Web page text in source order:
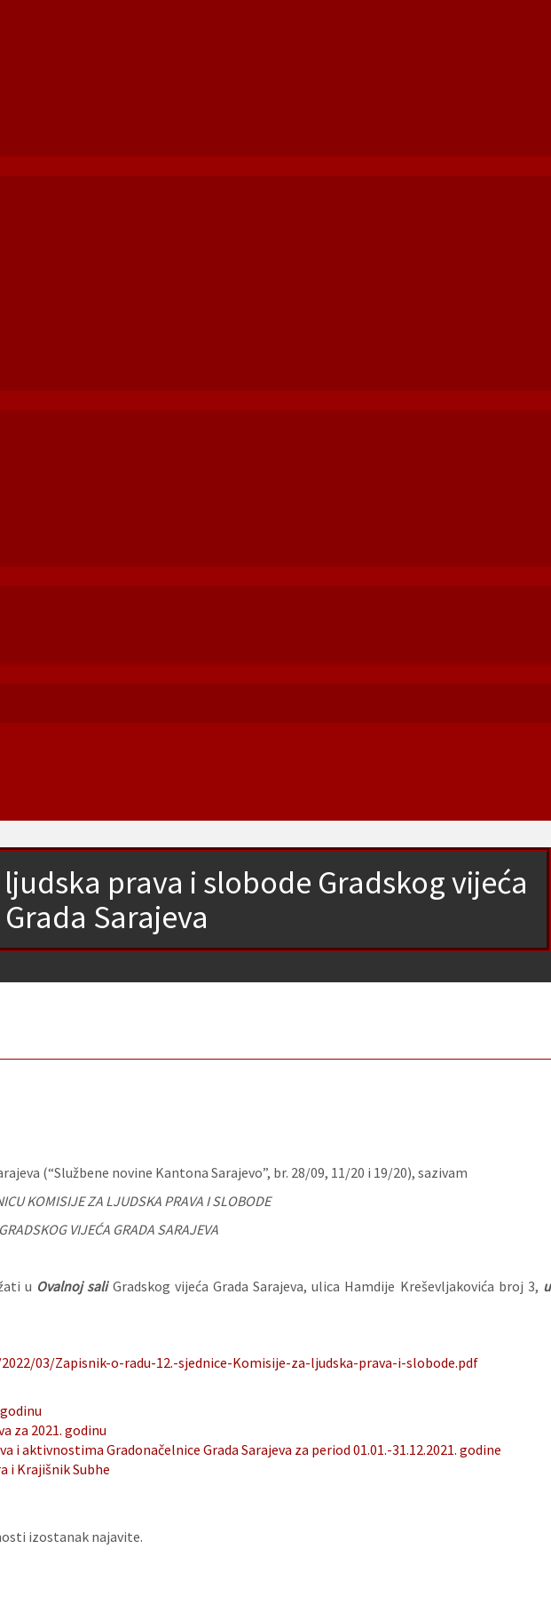
prava i slobode Gradskog vijeća
Grada Sarajeva
(“Službene novine Kantona Sarajevo”, br. 28/09, 11/20 i 19/20), sazivam
KOMISIJE ZA LJUDSKA PRAVA I SLOBODE
GRADSKOG VIJEĆA GRADA SARAJEVA
u Ovalnoj saliGradskog vijeća Grada Sarajeva, ulica Hamdije Kreševljakovića broj 3, u
03/Zapisnik-o-radu-12.-sjednice-Komisije-za-ljudska-prava-i-slobode.pdf
za 2021. godinu
i aktivnostima Gradonačelnice Grada Sarajeva za period 01.01.-31.12.2021. godine
i Krajišnik Subhe
izostanak najavite.